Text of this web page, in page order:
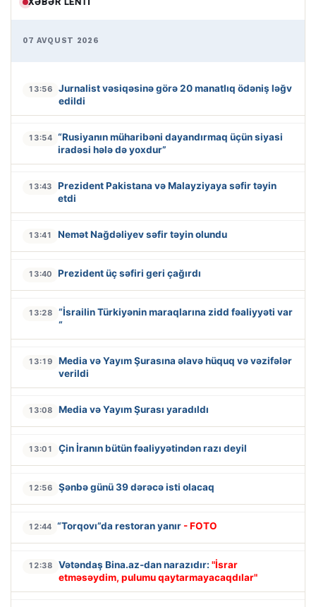
07 AVQUST 2026
13:56
Jurnalist vəsiqəsinə görə 20 manatlıq ödəniş ləğv
edildi
13:54 “Rusiyanın müharibəni dayandırmaq üçün siyasi
iradəsi hələ də yoxdur”
13:43
Prezident Pakistana və Malayziyaya səfir təyin
etdi
13:41 Nemət Nağdəliyev səfir təyin olundu
13:40 Prezident üç səfiri geri çağırdı
13:28
“İsrailin Türkiyənin maraqlarına zidd fəaliyyəti var
“
13:19
Media və Yayım Şurasına əlavə hüquq və vəzifələr
verildi
13:08 Media və Yayım Şurası yaradıldı
13:01 Çin İranın bütün fəaliyyətindən razı deyil
12:56 Şənbə günü 39 dərəcə isti olacaq
12:44 “Torqovı”da restoran yanır - FOTO
12:38 Vətəndaş Bina.az-dan narazıdır: "İsrar
etməsəydim, pulumu qaytarmayacaqdılar"